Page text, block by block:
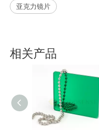
亚克力镜片
相关产品